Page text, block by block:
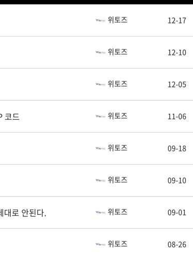
위토즈 12-17
위토즈 12-10
위토즈 12-05
코드 위토즈 11-06
위토즈 09-18
위토즈 09-10
변환이 제대로 안된다. 위토즈 09-01
위토즈 08-26